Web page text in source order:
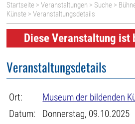
Startseite >Veranstaltungen > Suche >
Künste > Veranstaltungsdetails
Diese Veranstaltung ist
Veranstaltungsdetails
Ort:
Museum der bildenden
Datum:
Donnerstag, 09.10.2025